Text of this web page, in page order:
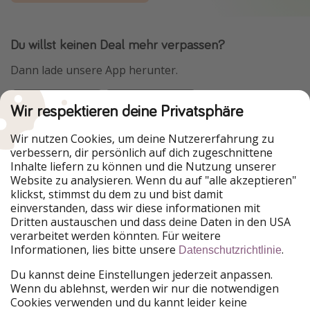
Du willst keinen Deal mehr verpassen?
Dann lade unsere App herunter.
Urlaubspiraten ist Teil der HolidayPirates Group
Unsere Märkte
PiratinViaggio
HolidayPirates
VakantiePiraten
WakacyjniPiraci
VoyagesPirates
Ferienpiraten
Urlaubspiraten
ViajerosPiratas
TravelPirates
HolidayPirates Group
Wir respektieren deine Privatsphäre
Wir nutzen Cookies, um deine Nutzererfahrung zu
verbessern, dir persönlich auf dich zugeschnittene
Inhalte liefern zu können und die Nutzung unserer
Website zu analysieren. Wenn du auf "alle akzeptieren"
klickst, stimmst du dem zu und bist damit
einverstanden, dass wir diese informationen mit
Dritten austauschen und dass deine Daten in den USA
verarbeitet werden könnten. Für weitere
Informationen, lies bitte unsere Datenschutzrichtlinie.
Du kannst deine Einstellungen jederzeit anpassen.
Wenn du ablehnst, werden wir nur die notwendigen
Cookies verwenden und du kannt leider keine